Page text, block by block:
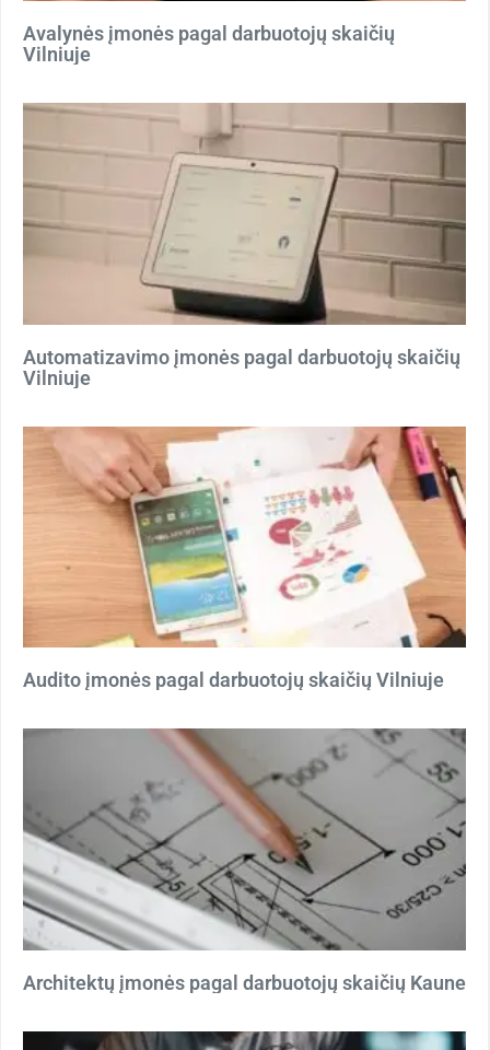
Avalynės įmonės pagal darbuotojų skaičių
Vilniuje
Automatizavimo įmonės pagal darbuotojų skaičių
Vilniuje
Audito įmonės pagal darbuotojų skaičių Vilniuje
Architektų įmonės pagal darbuotojų skaičių Kaune